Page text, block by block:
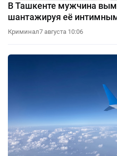
В Ташкенте мужчина
шантажируя её
Криминал7 августа 10:06